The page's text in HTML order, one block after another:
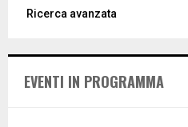
r
o
Ricerca avanzata
EVENTI IN PROGRAMMA